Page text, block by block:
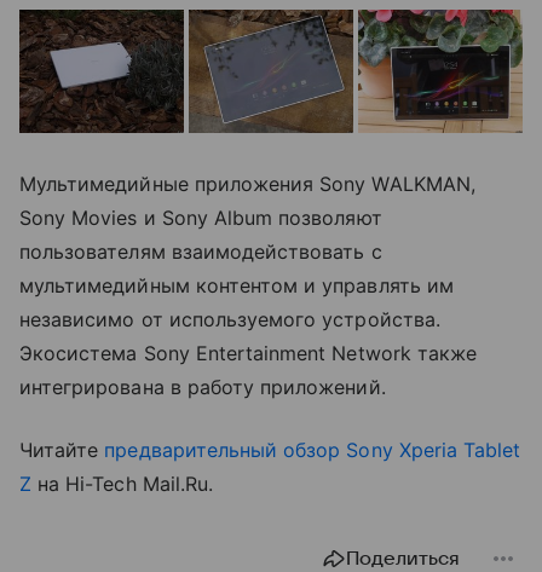
Мультимедийные приложения Sony WALKMAN,
Sony Movies и Sony Album позволяют
пользователям взаимодействовать с
мультимедийным контентом и управлять им
независимо от используемого устройства.
Экосистема Sony Entertainment Network также
интегрирована в работу приложений.
Читайте предварительный обзор Sony Xperia Tablet
Z на Hi-Tech Mail.Ru.
Поделиться